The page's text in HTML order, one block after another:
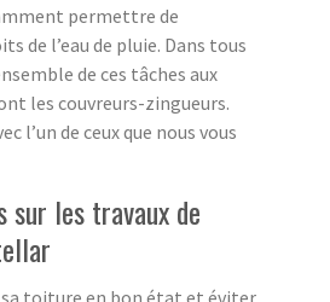
permettre de
de l’eau de pluie. Dans tous
de ces tâches aux
les couvreurs-zingueurs.
l’un de ceux que nous vous
sur les travaux de
toiture en bon état et éviter